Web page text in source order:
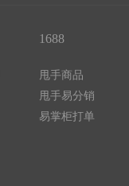
1688
甩手商品
甩手易分销
易掌柜打单